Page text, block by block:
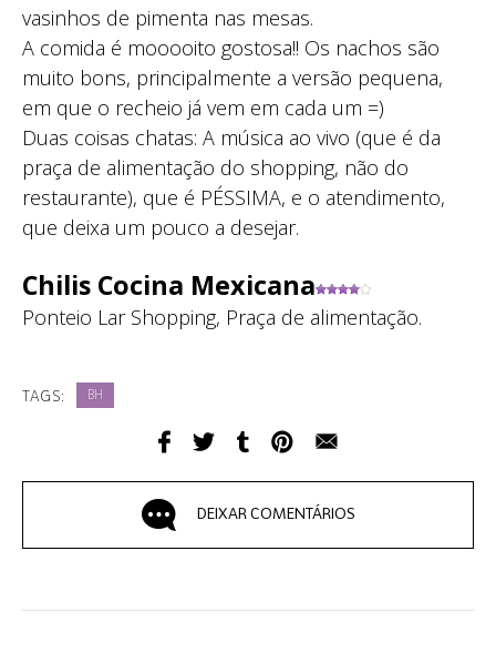
vasinhos de pimenta nas mesas.
A comida é mooooito gostosa!! Os nachos são
muito bons, principalmente a versão pequena,
em que o recheio já vem em cada um =)
Duas coisas chatas: A música ao vivo (que é da
praça de alimentação do shopping, não do
restaurante), que é PÉSSIMA, e o atendimento,
que deixa um pouco a desejar.
Chilis Cocina Mexicana
Ponteio Lar Shopping, Praça de alimentação.
TAGS: BH
DEIXAR COMENTÁRIOS